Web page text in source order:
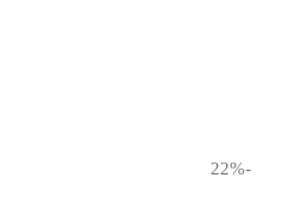
-22%